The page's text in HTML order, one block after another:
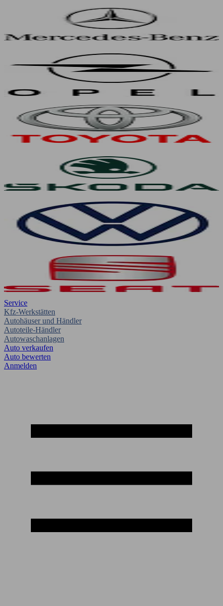
Service
Kfz-Werkstätten
Autohäuser und Händler
Autoteile-Händler
Autowaschanlagen
Auto verkaufen
Auto bewerten
Anmelden